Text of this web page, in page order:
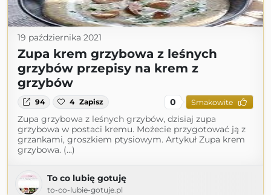
19 października 2021
Zupa krem grzybowa z leśnych
grzybów przepisy na krem z
grzybów
94 4 Zapisz 0 Smakowite
Zupa grzybowa z leśnych grzybów, dzisiaj zupa
grzybowa w postaci kremu. Możecie przygotować ją z
grzankami, groszkiem ptysiowym. Artykuł Zupa krem
grzybowa. (...)
To co lubię gotuję
to-co-lubie-gotuje.pl